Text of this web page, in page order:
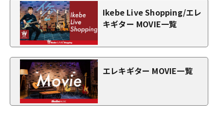
Ikebe Live Shopping/エレ
キギター MOVIE一覧
エレキギター MOVIE一覧